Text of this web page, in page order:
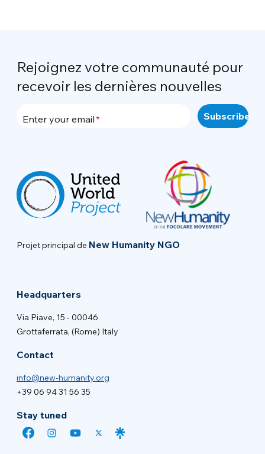
Rejoignez votre communauté pour
recevoir les dernières nouvelles
Enter your email
Projet principal de New Humanity NGO
Headquarters
Via Piave, 15 - 00046
Grottaferrata, (Rome) Italy
Contact
info@new-humanity.org
+39 06 94 31 56 35
Stay tuned